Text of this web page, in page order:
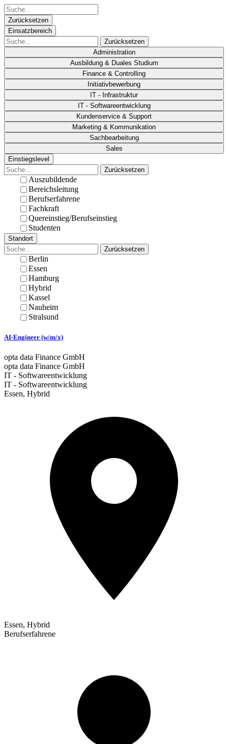
Zurücksetzen
Einsatzbereich
Zurücksetzen
Administration
Ausbildung & Duales Studium
Finance & Controlling
Initiativbewerbung
IT - Infrastruktur
IT - Softwareentwicklung
Kundenservice & Support
Marketing & Kommunikation
Sachbearbeitung
Sales
Einstiegslevel
Zurücksetzen
Auszubildende
Bereichsleitung
Berufserfahrene
Fachkraft
Quereinstieg/Berufseinstieg
Studenten
Standort
Zurücksetzen
Berlin
Essen
Hamburg
Hybrid
Kassel
Nauheim
Stralsund
AI-Engineer (w/m/x)
opta data Finance GmbH
opta data Finance GmbH
IT - Softwareentwicklung
IT - Softwareentwicklung
Essen, Hybrid
Essen, Hybrid
Berufserfahrene